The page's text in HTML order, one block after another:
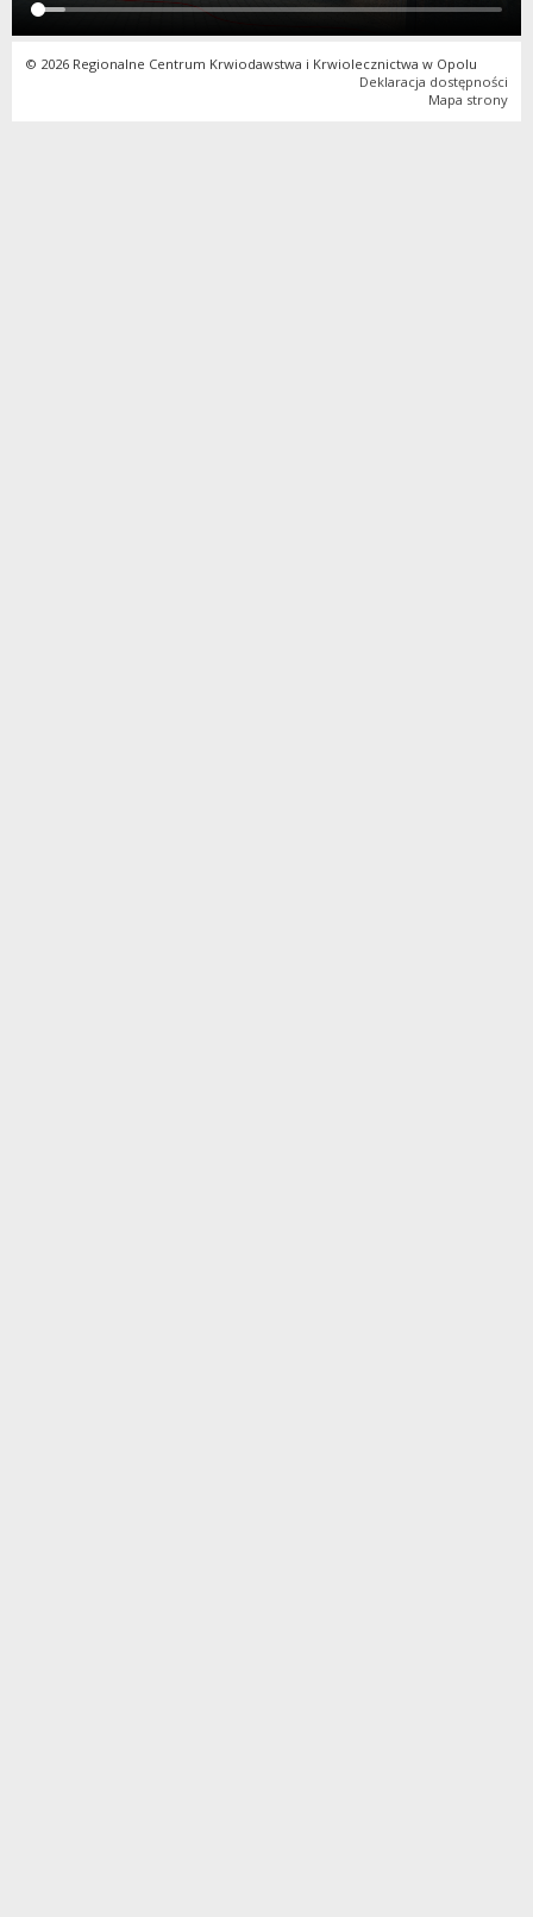
© 2026 Regionalne Centrum Krwiodawstwa i Krwiolecznictwa w Opolu
Deklaracja dostępności
Mapa strony